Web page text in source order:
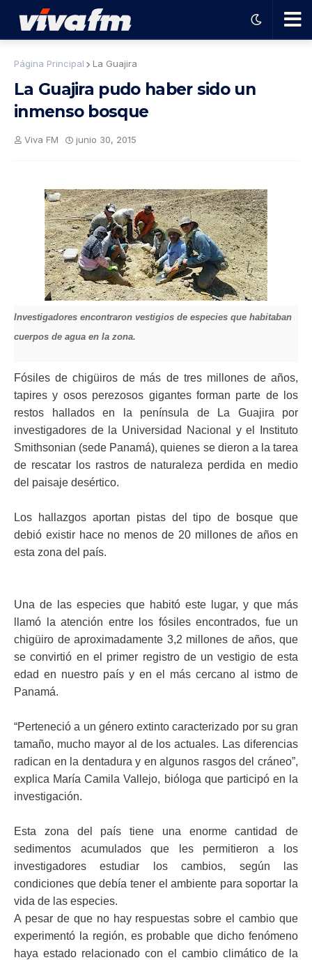
Ha
el
pro
gra
Página Principal La Guajira
La Guajira pudo haber sido un
inmenso bosque
Viva FM junio 30, 2015
Investigadores encontraron vestigios de especies que habitaban
cuerpos de agua en la zona.
Fósiles de chigüiros de más de tres millones de años,
tapires y osos perezosos gigantes forman parte de los
restos hallados en la península de La Guajira por
investigadores de la Universidad Nacional y el Instituto
Smithsonian (sede Panamá), quienes se dieron a la tarea
de rescatar los rastros de naturaleza perdida en medio
del paisaje desértico.
Los hallazgos aportan pistas del tipo de bosque que
debió existir hace no menos de 20 millones de años en
esta zona del país.
Una de las especies que habitó este lugar, y que más
llamó la atención entre los fósiles encontrados, fueun
chigüiro de aproximadamente 3,2 millones de años, que
se convirtió en el primer registro de un vestigio de esta
edad en nuestro país y en el más cercano al istmo de
Panamá.
“Perteneció a un género extinto caracterizado por su gran
tamaño, mucho mayor al de los actuales. Las diferencias
radican en la dentadura y en algunos rasgos del cráneo”,
explica María Camila Vallejo, bióloga que participó en la
investigación.
Esta zona del país tiene una enorme cantidad de
sedimentos acumulados que les permitieron a los
investigadores estudiar los cambios, según las
condiciones que debía tener el ambiente para soportar la
vida de las especies.
A pesar de que no hay respuestas sobre el cambio que
experimentó la región, es probable que dicho fenómeno
haya estado relacionado con el cambio climático de la